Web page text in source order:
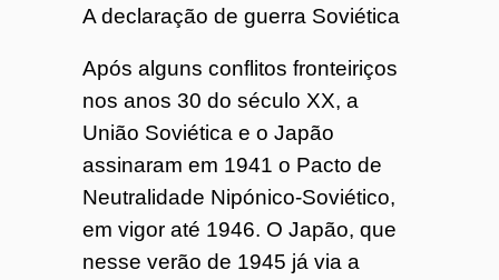
A declaração de guerra Soviética
Após alguns conflitos fronteiriços
nos anos 30 do século XX, a
União Soviética e o Japão
assinaram em 1941 o Pacto de
Neutralidade Nipónico-Soviético,
em vigor até 1946. O Japão, que
nesse verão de 1945 já via a